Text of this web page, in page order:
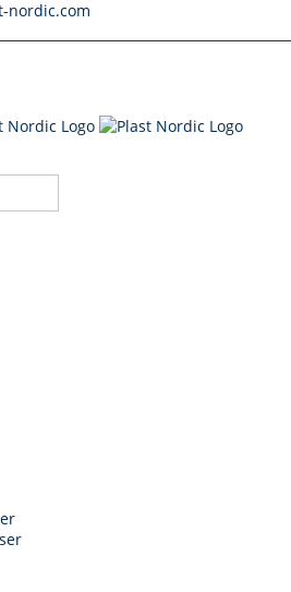
nordic.com